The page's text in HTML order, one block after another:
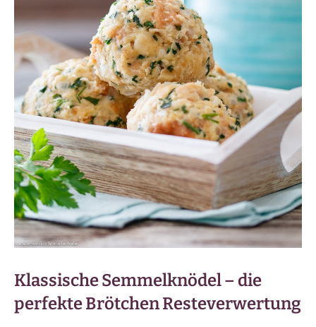
Klassische Semmelknödel – die
perfekte Brötchen Resteverwertung